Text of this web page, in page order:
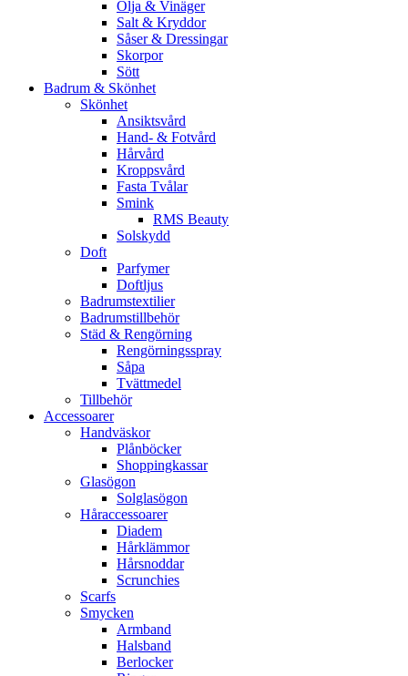
Olja & Vinäger
Salt & Kryddor
Såser & Dressingar
Skorpor
Sött
Badrum & Skönhet
Skönhet
Ansiktsvård
Hand- & Fotvård
Hårvård
Kroppsvård
Fasta Tvålar
Smink
RMS Beauty
Solskydd
Doft
Parfymer
Doftljus
Badrumstextilier
Badrumstillbehör
Städ & Rengörning
Rengörningsspray
Såpa
Tvättmedel
Tillbehör
Accessoarer
Handväskor
Plånböcker
Shoppingkassar
Glasögon
Solglasögon
Håraccessoarer
Diadem
Hårklämmor
Hårsnoddar
Scrunchies
Scarfs
Smycken
Armband
Halsband
Berlocker